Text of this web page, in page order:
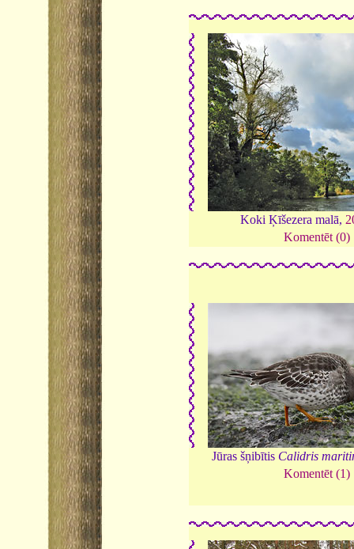
Koki Ķīšezera malā,
Komentēt (0)
Jūras šņibītis Calidris
Komentēt (1)